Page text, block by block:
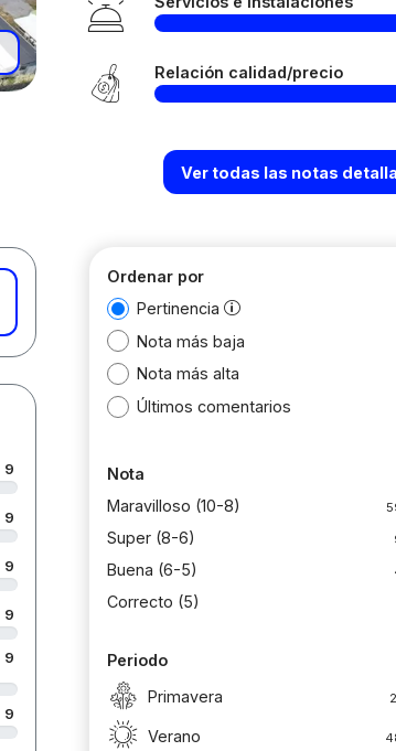
Relación calidad/precio
Ver todas las notas
9
9
9
9
9
9
Ordenar por
Pertinencia
Nota más baja
Nota más alta
Últimos comentarios
Nota
Maravilloso (10-8)
Super (8-6)
Buena (6-5)
Correcto (5)
Periodo
Primavera
Verano